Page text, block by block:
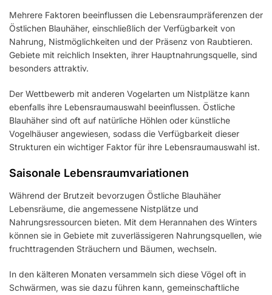
Mehrere Faktoren beeinflussen die Lebensraumpräferenzen der
Östlichen Blauhäher, einschließlich der Verfügbarkeit von
Nahrung, Nistmöglichkeiten und der Präsenz von Raubtieren.
Gebiete mit reichlich Insekten, ihrer Hauptnahrungsquelle, sind
besonders attraktiv.
Der Wettbewerb mit anderen Vogelarten um Nistplätze kann
ebenfalls ihre Lebensraumauswahl beeinflussen. Östliche
Blauhäher sind oft auf natürliche Höhlen oder künstliche
Vogelhäuser angewiesen, sodass die Verfügbarkeit dieser
Strukturen ein wichtiger Faktor für ihre Lebensraumauswahl ist.
Saisonale Lebensraumvariationen
Während der Brutzeit bevorzugen Östliche Blauhäher
Lebensräume, die angemessene Nistplätze und
Nahrungsressourcen bieten. Mit dem Herannahen des Winters
können sie in Gebiete mit zuverlässigeren Nahrungsquellen, wie
fruchttragenden Sträuchern und Bäumen, wechseln.
In den kälteren Monaten versammeln sich diese Vögel oft in
Schwärmen, was sie dazu führen kann, gemeinschaftliche